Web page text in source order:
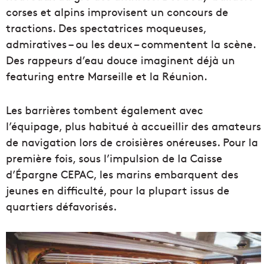
corses et alpins improvisent un concours de
tractions. Des spectatrices moqueuses,
admiratives – ou les deux – commentent la scène.
Des rappeurs d’eau douce imaginent déjà un
featuring entre Marseille et la Réunion.
Les barrières tombent également avec
l’équipage, plus habitué à accueillir des amateurs
de navigation lors de croisières onéreuses. Pour la
première fois, sous l’impulsion de la Caisse
d’Épargne CEPAC, les marins embarquent des
jeunes en difficulté, pour la plupart issus de
quartiers défavorisés.